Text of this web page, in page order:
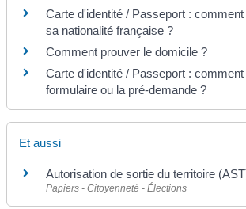
Carte d'identité / Passeport :
sa nationalité française ?
Comment prouver le domicile ?
Carte d'identité / Passeport :
formulaire ou la pré-demande ?
Et aussi
Autorisation de sortie du territoire
Papiers - Citoyenneté - Élections